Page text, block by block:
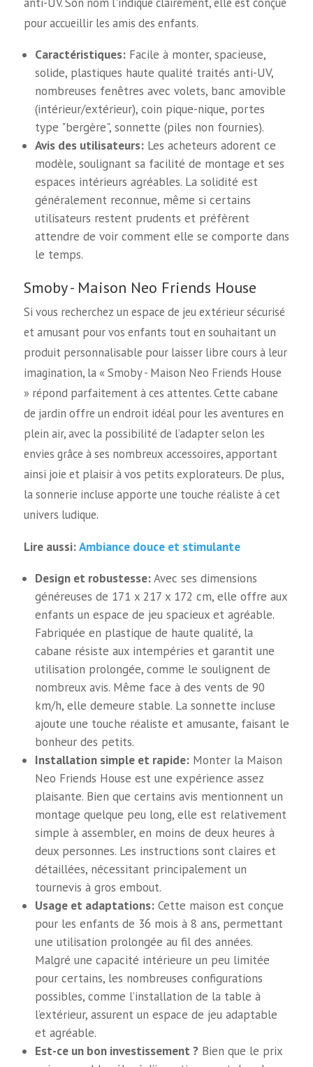
pour accueillir les amis des enfants.
Caractéristiques: Facile à monter, spacieuse,
solide, plastiques haute qualité traités anti-UV,
nombreuses fenêtres avec volets, banc amovible
(intérieur/extérieur), coin pique-nique, portes
type "bergère", sonnette (piles non fournies).
Avis des utilisateurs: Les acheteurs adorent ce
modèle, soulignant sa facilité de montage et ses
espaces intérieurs agréables. La solidité est
généralement reconnue, même si certains
utilisateurs restent prudents et préfèrent
attendre de voir comment elle se comporte dans
le temps.
Smoby - Maison Neo Friends House
Si vous recherchez un espace de jeu extérieur sécurisé
et amusant pour vos enfants tout en souhaitant un
produit personnalisable pour laisser libre cours à leur
imagination, la « Smoby - Maison Neo Friends House
» répond parfaitement à ces attentes. Cette cabane
de jardin offre un endroit idéal pour les aventures en
plein air, avec la possibilité de l’adapter selon les
envies grâce à ses nombreux accessoires, apportant
ainsi joie et plaisir à vos petits explorateurs. De plus,
la sonnerie incluse apporte une touche réaliste à cet
univers ludique.
Lire aussi:Ambiance douce et stimulante
Design et robustesse:Avec ses dimensions
généreuses de 171 x 217 x 172 cm, elle offre aux
enfants un espace de jeu spacieux et agréable.
Fabriquée en plastique de haute qualité, la
cabane résiste aux intempéries et garantit une
utilisation prolongée, comme le soulignent de
nombreux avis. Même face à des vents de 90
km/h, elle demeure stable. La sonnette incluse
ajoute une touche réaliste et amusante, faisant le
bonheur des petits.
Installation simple et rapide: Monter la Maison
Neo Friends House est une expérience assez
plaisante. Bien que certains avis mentionnent un
montage quelque peu long, elle est relativement
simple à assembler, en moins de deux heures à
deux personnes. Les instructions sont claires et
détaillées, nécessitant principalement un
tournevis à gros embout.
Usage et adaptations: Cette maison est conçue
pour les enfants de 36 mois à 8 ans, permettant
une utilisation prolongée au fil des années.
Malgré une capacité intérieure un peu limitée
pour certains, les nombreuses configurations
possibles, comme l’installation de la table à
l’extérieur, assurent un espace de jeu adaptable
et agréable.
Est-ce un bon investissement ? Bien que le prix